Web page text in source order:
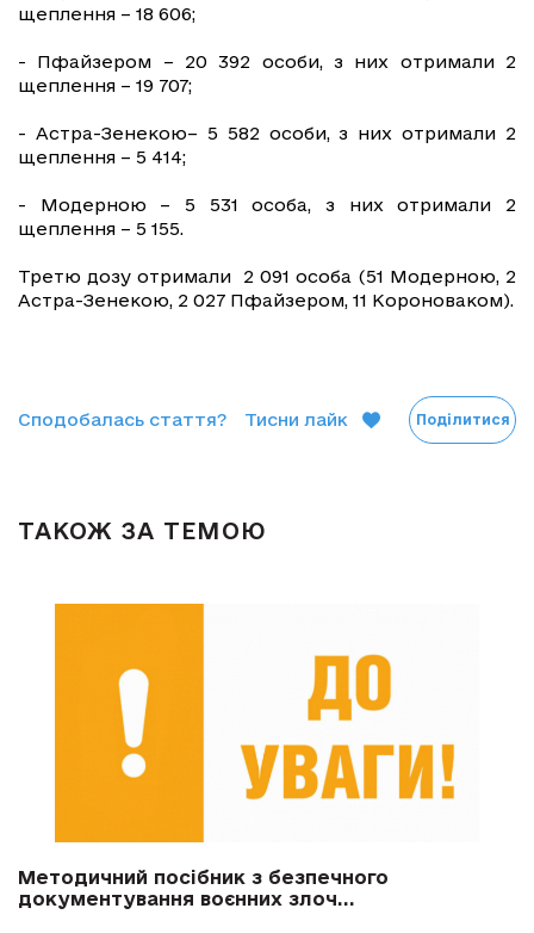
щеплення – 18 606;
- Пфайзером – 20 392 особи, з них отримали 2
щеплення – 19 707;
- Астра-Зенекою– 5 582 особи, з них отримали 2
щеплення – 5 414;
- Модерною – 5 531 особа, з них отримали 2
щеплення – 5 155.
Третю дозу отримали 2 091 особа (51 Модерною, 2
Астра-Зенекою, 2 027 Пфайзером, 11 Короноваком).
Сподобалась стаття? Тисни лайк Поділитися
ТАКОЖ ЗА ТЕМОЮ
Методичний посібник з безпечного
документування воєнних злоч...